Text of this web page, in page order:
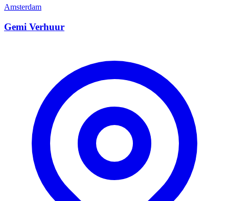
Amsterdam
Gemi Verhuur